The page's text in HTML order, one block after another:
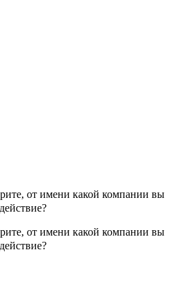
от имени какой компании вы
от имени какой компании вы